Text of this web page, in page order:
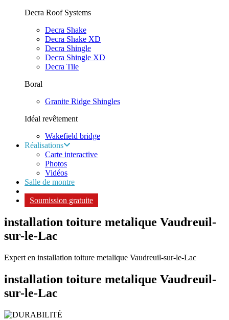
Decra Roof Systems
Decra Shake
Decra Shake XD
Decra Shingle
Decra Shingle XD
Decra Tile
Boral
Granite Ridge Shingles
Idéal revêtement
Wakefield bridge
Réalisations
Carte interactive
Photos
Vidéos
Salle de montre
Soumission gratuite
installation toiture metalique Vaudreuil-
sur-le-Lac
Expert en installation toiture metalique Vaudreuil-sur-le-Lac
installation toiture metalique Vaudreuil-
sur-le-Lac